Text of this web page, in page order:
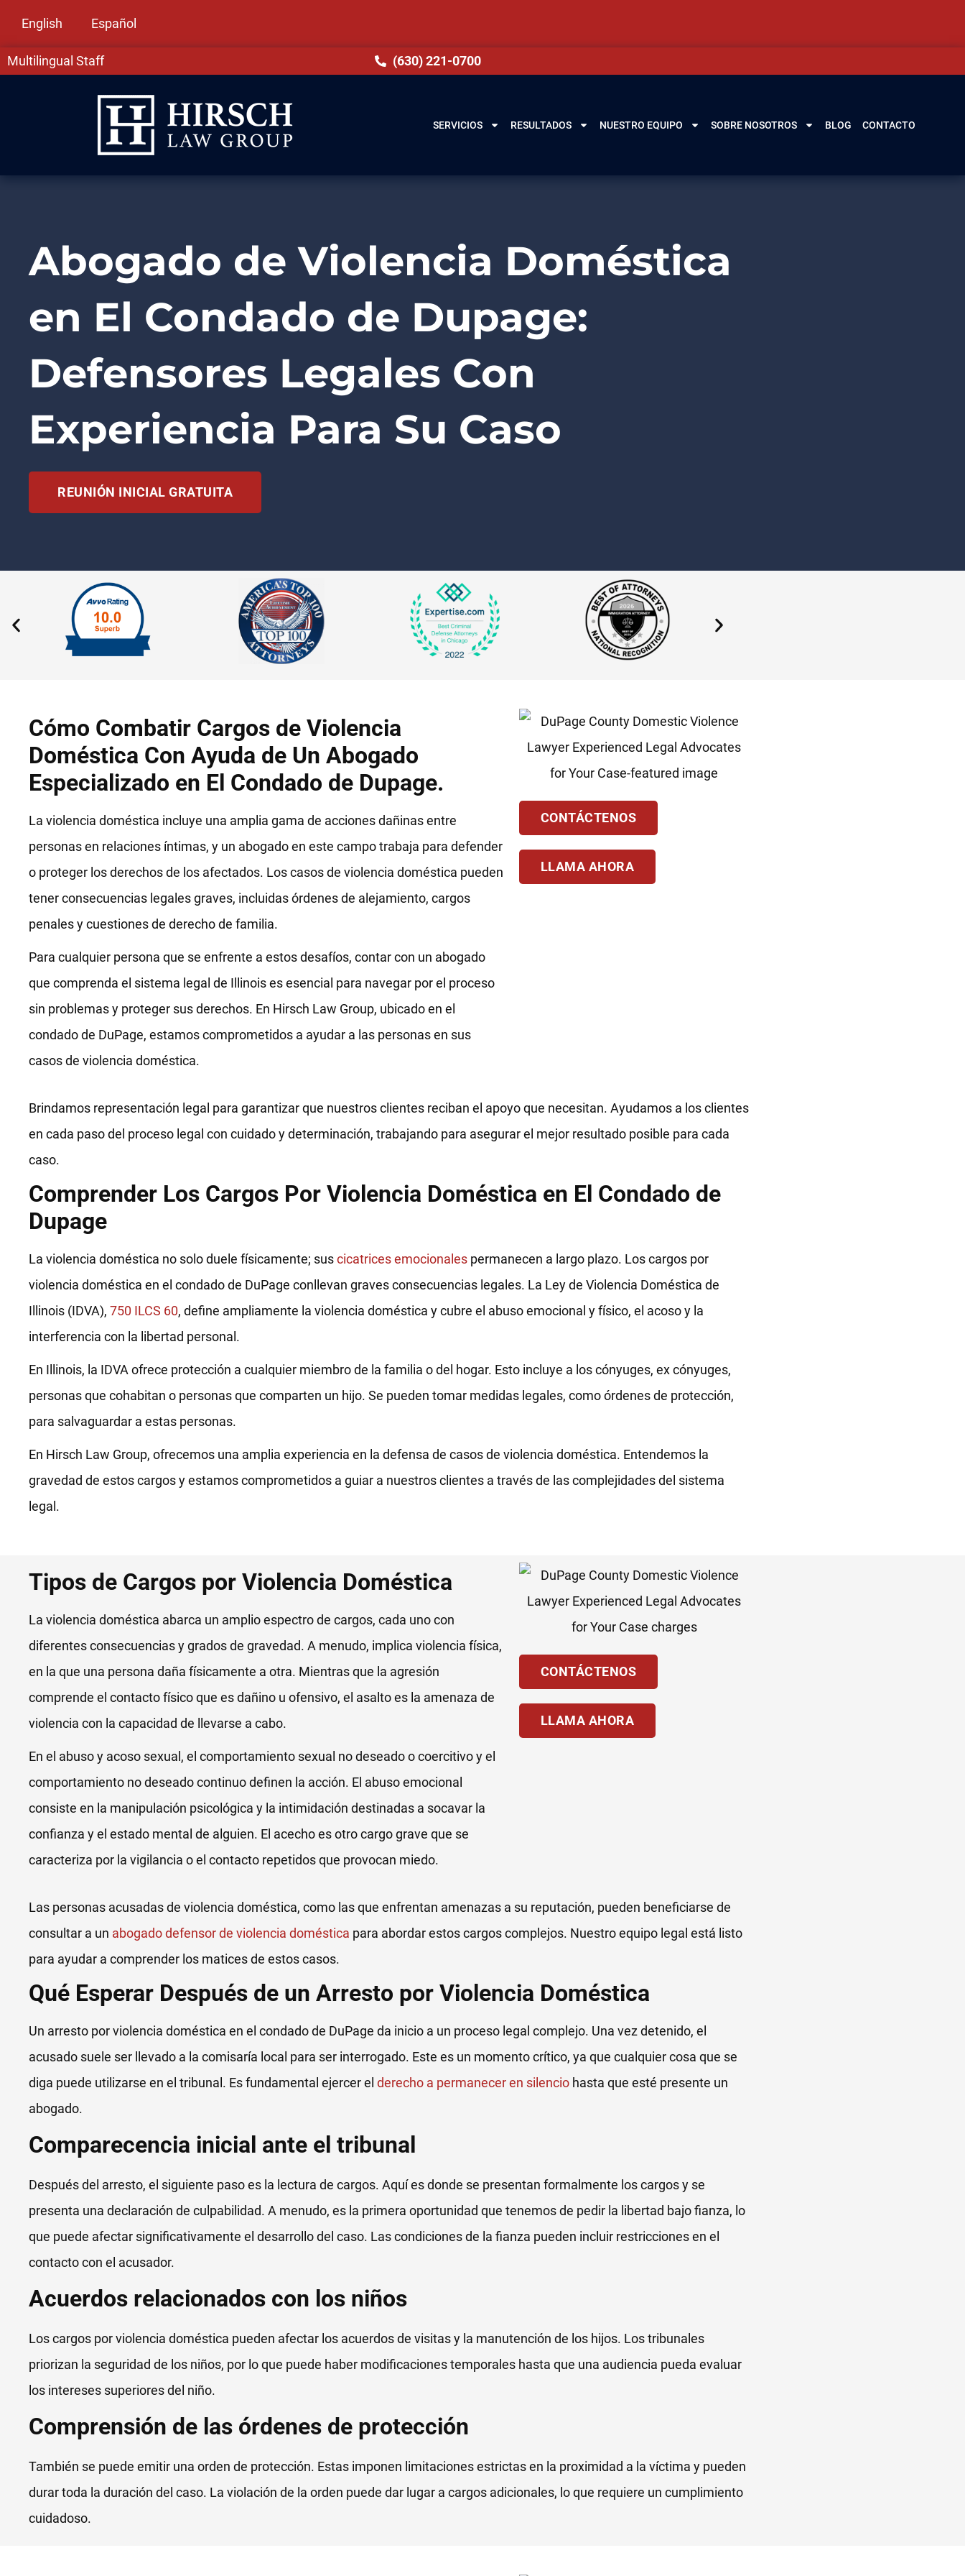
English Español
Multilingual Staff (630) 221-0700
SERVICIOS RESULTADOS NUESTRO EQUIPO SOBRE NOSOTROS BLOG CONTACTO
Abogado de Violencia Doméstica
en El Condado de Dupage:
Defensores Legales Con
Experiencia Para Su Caso
REUNIÓN INICIAL GRATUITA
Cómo Combatir Cargos de Violencia
Doméstica Con Ayuda de Un Abogado
Especializado en El Condado de Dupage.
La violencia doméstica incluye una amplia gama de acciones dañinas entre
personas en relaciones íntimas, y un abogado en este campo trabaja para defender
o proteger los derechos de los afectados. Los casos de violencia doméstica pueden
tener consecuencias legales graves, incluidas órdenes de alejamiento, cargos
penales y cuestiones de derecho de familia.
Para cualquier persona que se enfrente a estos desafíos, contar con un abogado
que comprenda el sistema legal de Illinois es esencial para navegar por el proceso
sin problemas y proteger sus derechos. En Hirsch Law Group, ubicado en el
condado de DuPage, estamos comprometidos a ayudar a las personas en sus
casos de violencia doméstica.
CONTÁCTENOS
LLAMA AHORA
Brindamos representación legal para garantizar que nuestros clientes reciban el apoyo que necesitan. Ayudamos a los clientes
en cada paso del proceso legal con cuidado y determinación, trabajando para asegurar el mejor resultado posible para cada
caso.
Comprender Los Cargos Por Violencia Doméstica en El Condado de
Dupage
La violencia doméstica no solo duele físicamente; suscicatrices emocionales permanecen a largo plazo. Los cargos por
violencia doméstica en el condado de DuPage conllevan graves consecuencias legales. La Ley de Violencia Doméstica de
Illinois (IDVA), 750 ILCS 60, define ampliamente la violencia doméstica y cubre el abuso emocional y físico, el acoso y la
interferencia con la libertad personal.
En Illinois, la IDVA ofrece protección a cualquier miembro de la familia o del hogar. Esto incluye a los cónyuges, ex cónyuges,
personas que cohabitan o personas que comparten un hijo. Se pueden tomar medidas legales, como órdenes de protección,
para salvaguardar a estas personas.
En Hirsch Law Group, ofrecemos una amplia experiencia en la defensa de casos de violencia doméstica. Entendemos la
gravedad de estos cargos y estamos comprometidos a guiar a nuestros clientes a través de las complejidades del sistema
legal.
Tipos de Cargos por Violencia Doméstica
La violencia doméstica abarca un amplio espectro de cargos, cada uno con
diferentes consecuencias y grados de gravedad. A menudo, implica violencia física,
en la que una persona daña físicamente a otra. Mientras que la agresión
comprende el contacto físico que es dañino u ofensivo, el asalto es la amenaza de
violencia con la capacidad de llevarse a cabo.
En el abuso y acoso sexual, el comportamiento sexual no deseado o coercitivo y el
comportamiento no deseado continuo definen la acción. El abuso emocional
consiste en la manipulación psicológica y la intimidación destinadas a socavar la
confianza y el estado mental de alguien. El acecho es otro cargo grave que se
caracteriza por la vigilancia o el contacto repetidos que provocan miedo.
CONTÁCTENOS
LLAMA AHORA
Las personas acusadas de violencia doméstica, como las que enfrentan amenazas a su reputación, pueden beneficiarse de
consultar a un abogado defensor de violencia doméstica para abordar estos cargos complejos. Nuestro equipo legal está listo
para ayudar a comprender los matices de estos casos.
Qué Esperar Después de un Arresto por Violencia Doméstica
Un arresto por violencia doméstica en el condado de DuPage da inicio a un proceso legal complejo. Una vez detenido, el
acusado suele ser llevado a la comisaría local para ser interrogado. Este es un momento crítico, ya que cualquier cosa que se
diga puede utilizarse en el tribunal. Es fundamental ejercer el derecho a permanecer en silencio hasta que esté presente un
abogado.
Comparecencia inicial ante el tribunal
Después del arresto, el siguiente paso es la lectura de cargos. Aquí es donde se presentan formalmente los cargos y se
presenta una declaración de culpabilidad. A menudo, es la primera oportunidad que tenemos de pedir la libertad bajo fianza, lo
que puede afectar significativamente el desarrollo del caso. Las condiciones de la fianza pueden incluir restricciones en el
contacto con el acusador.
Acuerdos relacionados con los niños
Los cargos por violencia doméstica pueden afectar los acuerdos de visitas y la manutención de los hijos. Los tribunales
priorizan la seguridad de los niños, por lo que puede haber modificaciones temporales hasta que una audiencia pueda evaluar
los intereses superiores del niño.
Comprensión de las órdenes de protección
También se puede emitir una orden de protección. Estas imponen limitaciones estrictas en la proximidad a la víctima y pueden
durar toda la duración del caso. La violación de la orden puede dar lugar a cargos adicionales, lo que requiere un cumplimiento
cuidadoso.